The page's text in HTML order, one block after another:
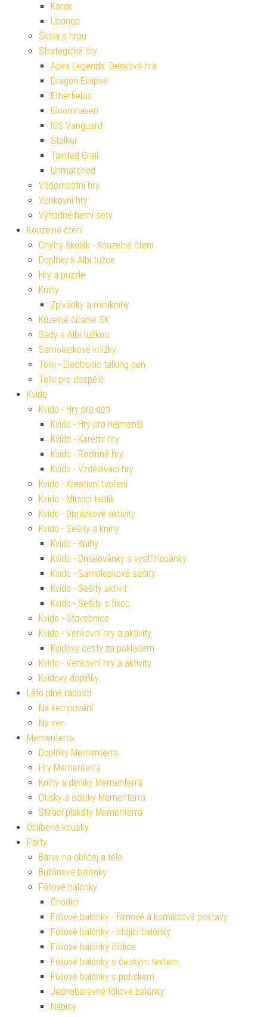
Karak
Ubongo
Škola s hrou
Strategické hry
Apex Legends: Desková hra
Dragon Eclipse
Etherfields
Gloomhaven
ISS Vanguard
Stalker
Tainted Grail
Unmatched
Vědomostní hry
Venkovní hry
Výhodné herní sety
Kouzelné čtení
Chytrý školák - Kouzelné čtení
Doplňky k Albi tužce
Hry a puzzle
Knihy
Zpívánky a miniknihy
Kúzelné čítanie SK
Sady s Albi tužkou
Samolepkové knížky
Tolki - Electronic talking pen
Tolki pro dospělé
Kvído
Kvído - Hry pro děti
Kvído - Hry pro nejmenší
Kvído - Karetní hry
Kvído - Rodinné hry
Kvído - Vzdělávací hry
Kvído - Kreativní tvoření
Kvído - Mluvící tablík
Kvído - Obrázkové aktivity
Kvído - Sešity a knihy
Kvído - Knihy
Kvído - Omalovánky a vystřihovánky
Kvído - Samolepkové sešity
Kvído - Sešity aktivit
Kvído - Sešity s fixou
Kvído - Stavebnice
Kvído - Venkovní hry a aktivity
Kvídovy cesty za pokladem
Kvído - Venkovní hry a aktivity
Kvídovy doplňky
Léto plné radosti
Na kempování
Na ven
Mementerra
Doplňky Mementerra
Hry Mementerra
Knihy a deníky Mementerra
Otisky a odlitky Mementerra
Stírací plakáty Mementerra
Oblíbené kousky
Párty
Barvy na obličej a tělo
Bublinové balónky
Fóliové balónky
Chodící
Fóliové balónky - filmové a komiksové postavy
Fóliové balónky - stojící balónky
Fóliové balónky číslice
Fóliové balónky s českým textem
Fóliové balónky s potiskem
Jednobarevné fóliové balónky
Nápisy